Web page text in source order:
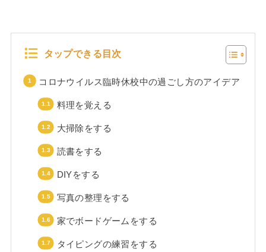
タップできる目次
コロナウイルス臨時休校中の過ごし方のアイデア
料理を覚える
大掃除をする
読書をする
DIYをする
写真の整理をする
家でボードゲームをする
タイピングの練習をする